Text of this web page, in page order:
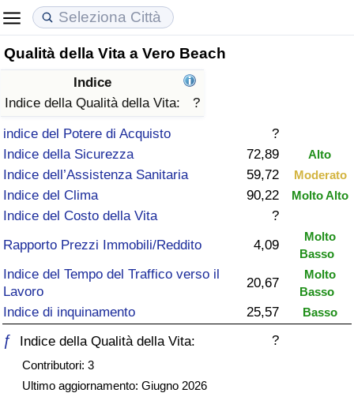
Qualità della Vita a Vero Beach
Indice
Indice della Qualità della Vita:
?
indice del Potere di Acquisto
?
Indice della Sicurezza
72,89 Alto
Indice dell’Assistenza Sanitaria 59,72 Moderato
Indice del Clima 90,22 Molto Alto
Indice del Costo della Vita
?
Rapporto Prezzi Immobili/Reddito
4,09
Molto
Basso
Indice del Tempo del Traffico verso il
Lavoro
20,67
Molto
Basso
Indice di inquinamento 25,57 Basso
ƒ Indice della Qualità della Vita: ?
Contributori: 3
Ultimo aggiornamento: Giugno 2026
Costo della vita
Indice Del Costo Della Vita (corrente)
Indice Del Costo Della Vita
Indice del Costo della Vita per Nazione
ad Aqaba
Prezzi degli immobili
Indice del Prezzo delle Case (Corrente)
Indice del Prezzo delle Case
Indice del Prezzo delle Case per Nazione
Qualità della Vita
Indice della Qualità della Vita
Indice della Qualità della Vita (Corrente)
Indice della qualità della vita per Paese
Criminalità
Indice della Criminalità
Indice di criminalità per paese
Assistenza Sanitaria